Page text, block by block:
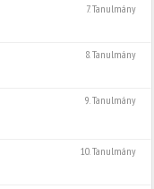
7. Tanulmány
8. Tanulmány
9. Tanulmány
10. Tanulmány